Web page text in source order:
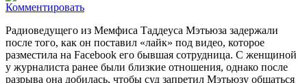
Комментировать
Радиоведущего из Мемфиса Таддеуса Мэтьюза задержали
после того, как он поставил «лайк» под видео, которое
разместила на Facebook его бывшая сотрудница. С женщиной
у журналиста ранее были близкие отношения, однако после
разрыва она добилась, чтобы суд запретил Мэтьюзу общаться